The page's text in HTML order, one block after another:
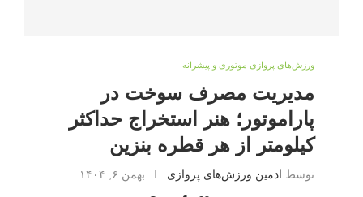
ورزش‌های پروازی موتوری و پیشرانه
مدیریت مصرف سوخت در
پاراموتور؛ هنر استخراج حداکثر
کیلومتر از هر قطره بنزین
توسط ادمین ورزش‌های پروازی بهمن ۶, ۱۴۰۴